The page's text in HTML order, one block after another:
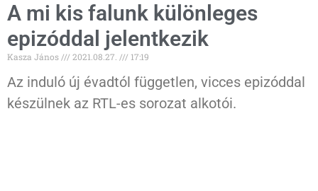
A mi kis falunk különleges
epizóddal jelentkezik
Kasza János 2021.08.27. 17:19
Az induló új évadtól független, vicces epizóddal
készülnek az RTL-es sorozat alkotói.